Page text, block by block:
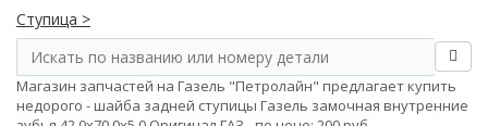
Ступица >
Магазин запчастей на Газель "Петролайн" предлагает купить
недорого - шайба задней ступицы Газель замочная внутренние